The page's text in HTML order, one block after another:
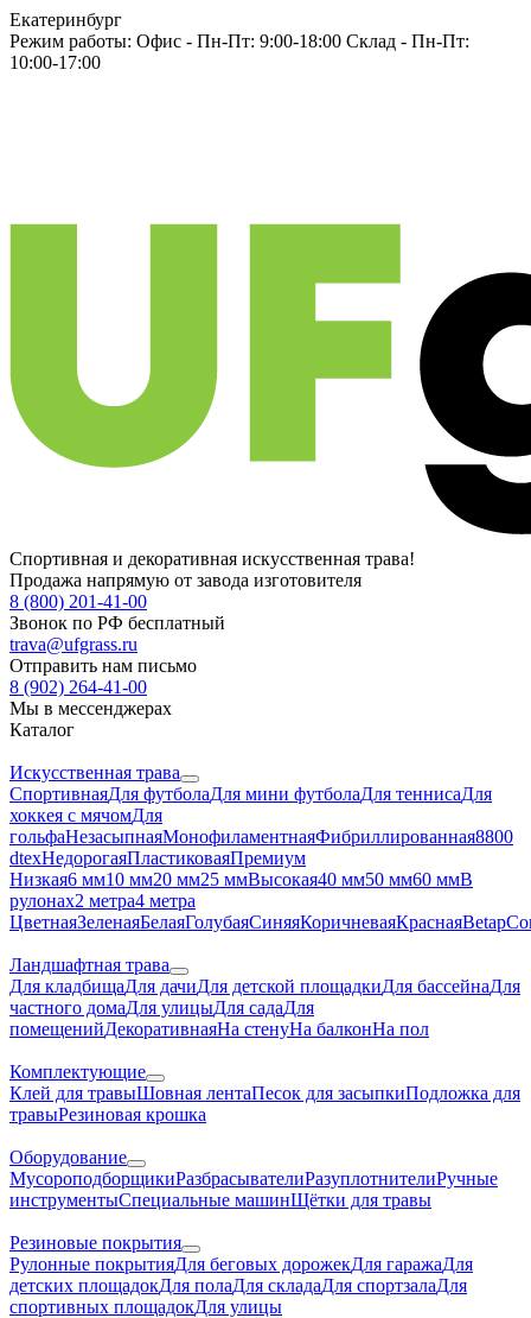
Екатеринбург
Режим работы: Офис - Пн-Пт: 9:00-18:00 Склад - Пн-Пт:
10:00-17:00
Спортивная и декоративная искусственная трава!
Продажа напрямую от завода изготовителя
8 (800) 201-41-00
Звонок по РФ бесплатный
trava@ufgrass.ru
Отправить нам письмо
8 (902) 264-41-00
Мы в мессенджерах
Каталог
Искусственная трава
СпортивнаяДля футболаДля мини футболаДля теннисаДля
хоккея с мячомДля
гольфаНезасыпнаяМонофиламентнаяФибриллированная8800
dtexНедорогаяПластиковаяПремиум
Низкая6 мм10 мм20 мм25 ммВысокая40 мм50 мм60 ммВ
рулонах2 метра4 метра
ЦветнаяЗеленаяБелаяГолубаяСиняяКоричневаяКраснаяBetap
Ландшафтная трава
Для кладбищаДля дачиДля детской площадкиДля бассейнаДля
частного домаДля улицыДля садаДля
помещенийДекоративнаяНа стенуНа балконНа пол
Комплектующие
Клей для травыШовная лентаПесок для засыпкиПодложка для
травыРезиновая крошка
Оборудование
МусороподборщикиРазбрасывателиРазуплотнителиРучные
инструментыСпециальные машинЩётки для травы
Резиновые покрытия
Рулонные покрытияДля беговых дорожекДля гаражаДля
детских площадокДля полаДля складаДля спортзалаДля
спортивных площадокДля улицы